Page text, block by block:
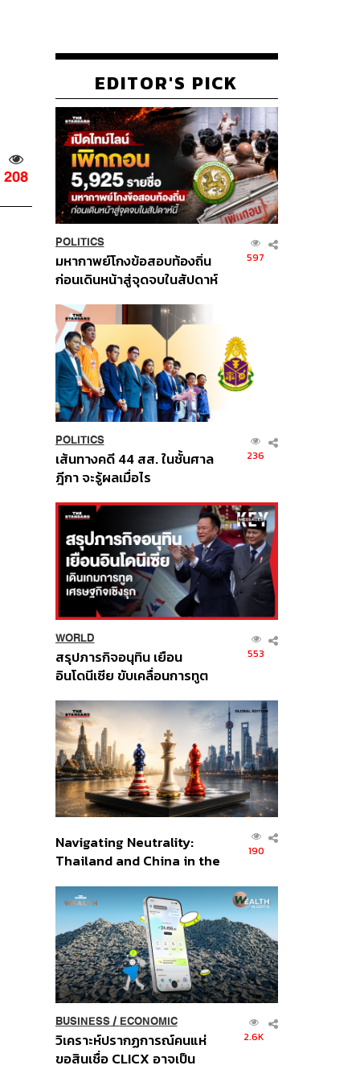
208
EDITOR'S PICK
POLITICS
มหากาพย์โกงข้อสอบท้องถิ่น
ก่อนเดินหน้าสู่จุดจบในสัปดาห์
597
POLITICS
เส้นทางคดี 44 สส. ในชั้นศาล
ฎีกา จะรู้ผลเมื่อไร
236
WORLD
สรุปภารกิจอนุทิน เยือน
อินโดนีเซีย ขับเคลื่อนการทูต
ส่วนยุทธศาสตร์ไทย –
อินโดนีเซีย
553
Navigating Neutrality:
Thailand and China in the
Order
190
BUSINESS/ ECONOMIC
วิเคราะห์ปรากฏการณ์คนแห่
ขอสินเชื่อ CLICX อาจเป็น
2.6K